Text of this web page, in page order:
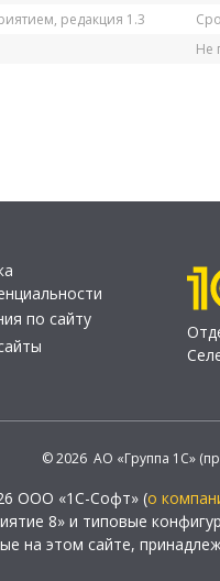
редакция 1.3
Не
по сайту
© 2026 АО «Группа 1С»
ООО «1С-Софт» (о
8» и типовые
на этом сайте,